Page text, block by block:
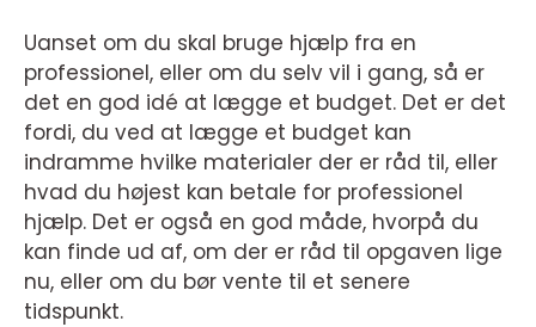
Uanset om du skal bruge hjælp fra en
professionel, eller om du selv vil i gang, så er
det en god idé at lægge et budget. Det er det
fordi, du ved at lægge et budget kan
indramme hvilke materialer der er råd til, eller
hvad du højest kan betale for professionel
hjælp. Det er også en god måde, hvorpå du
kan finde ud af, om der er råd til opgaven lige
nu, eller om du bør vente til et senere
tidspunkt.